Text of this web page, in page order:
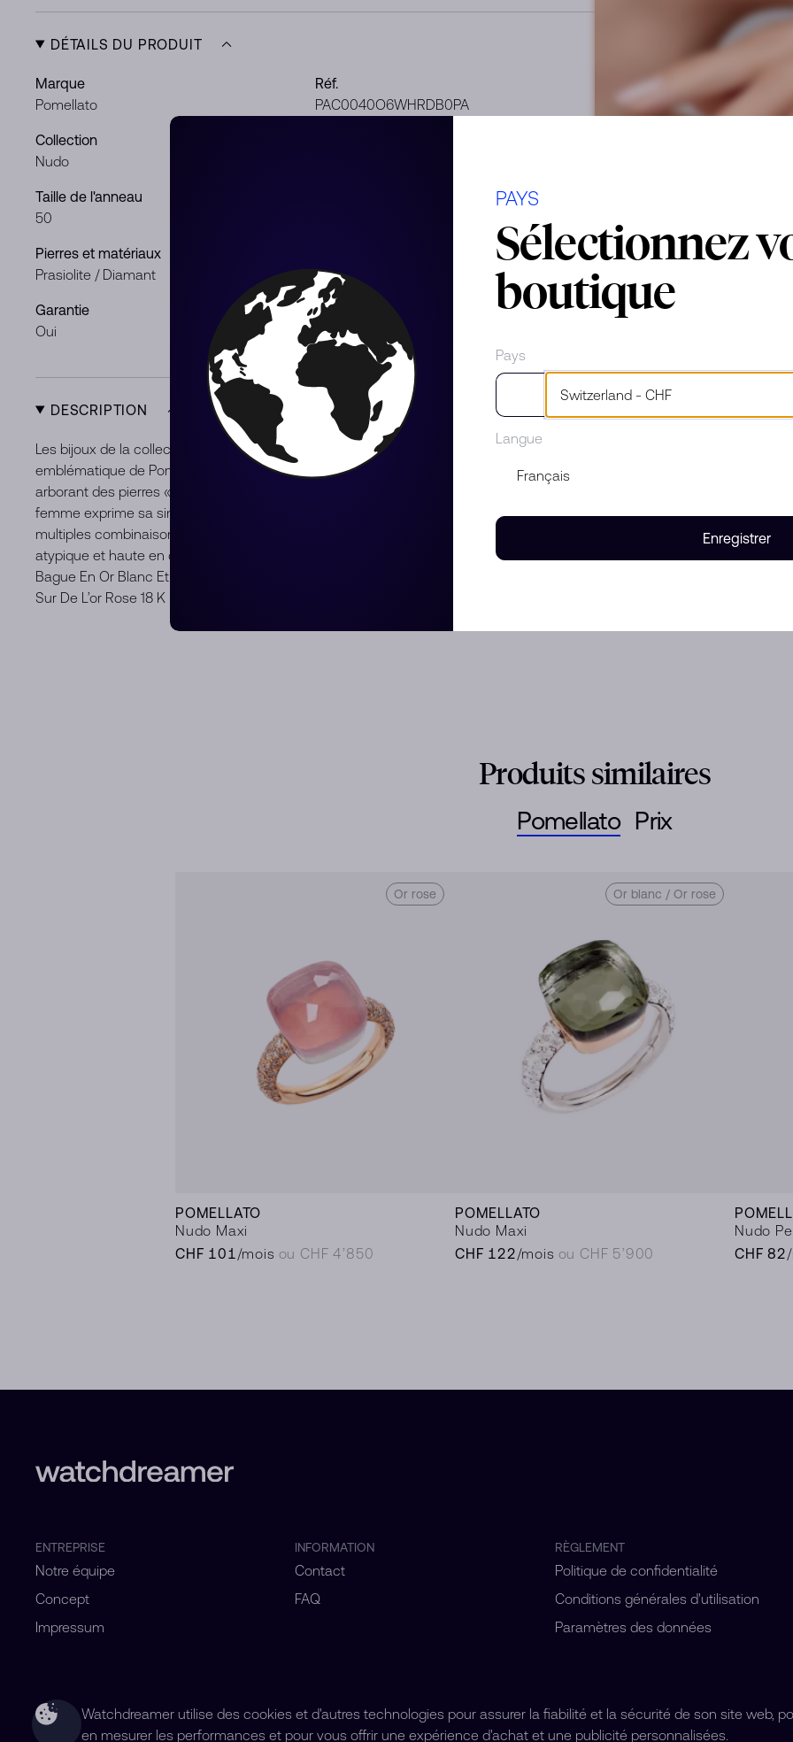
DÉTAILS DU PRODUIT
Marque
Pomellato
Réf.
PAC0040O6WHRDB0PA
Collection
Nudo
Taille de l'anneau
50
Pierres et matériaux
Prasiolite / Diamant
Femme
Garantie
Oui
Condition
Neuf
DESCRIPTION
Les bijoux de la collection Nudo 2021 célèbrent la singularité de la femme. Design le plus
emblématique de Pomellato, les pièces Nudo sont immédiatement reconnaissables,
arborant des pierres « nues » et serties sans griffe, dans un arc-en-ciel de couleurs. Une
femme exprime sa singularité dans le choix de ses bijoux Nudo, superposables et aux
multiples combinaisons. La femme Nudo se sent libre d’être elle-même : originale, forte,
atypique et haute en couleur.
Bague En Or Blanc Et Rose 18 K Avec 1 Prasiolite (≈7 Ct) Et 58 Diamants Blancs (≈0.7 Ct)
Sur De L’or Rose 18 K Rhodié Blanc.
Produits similaires
Pomellato
Or rose
POMELLATO
Nudo Maxi
CHF 101 /mois ou CHF 4’850
Or blanc / Or rose
POMELLATO
Nudo Maxi
CHF 122/mois ou CHF 5’900
Nudo
CHF 82
Prix
ENTREPRISE
Notre équipe
Concept
Impressum
INFORMATION
Contact
FAQ
RÈGLEMENT
Politique de confidentialité
Conditions générales d'utilisation
Paramètres des données
Watchdreamer utilise des cookies et d'autres technologies pour assurer la fiabilité et la sécurité de son site web,
en mesurer les performances et pour vous offrir une expérience d'achat et une publicité personnalisées.
PAYS
Sélectionnez
boutique
Pays
Langue
Enregistrer